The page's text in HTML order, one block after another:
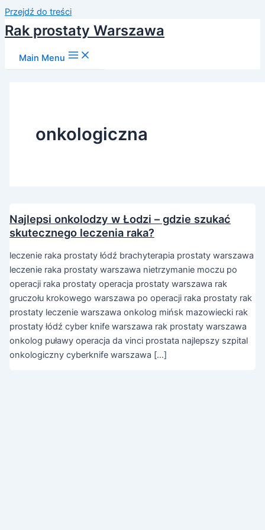
Przejdź do treści
Rak prostaty Warszawa
Main Menu
onkologiczna
Najlepsi onkolodzy w Łodzi – gdzie szukać
skutecznego leczenia raka?
leczenie raka prostaty łódź brachyterapia prostaty warszawa
leczenie raka prostaty warszawa nietrzymanie moczu po
operacji raka prostaty operacja prostaty warszawa rak
gruczołu krokowego warszawa po operacji raka prostaty rak
prostaty leczenie warszawa onkolog mińsk mazowiecki rak
prostaty łódź cyber knife warszawa rak prostaty warszawa
onkolog puławy operacja da vinci prostata najlepszy szpital
onkologiczny cyberknife warszawa […]